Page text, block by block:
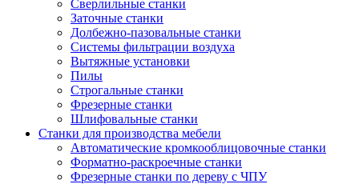
Сверлильные станки
Заточные станки
Долбежно-пазовальные станки
Системы фильтрации воздуха
Вытяжные установки
Пилы
Строгальные станки
Фрезерные станки
Шлифовальные станки
Станки для производства мебели
Автоматические кромкооблицовочные станки
Форматно-раскроечные станки
Фрезерные станки по дереву с ЧПУ